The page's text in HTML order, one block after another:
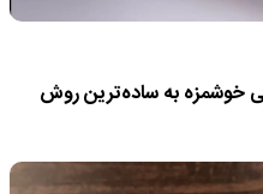
خوشمزه به ساده‌ترین روش